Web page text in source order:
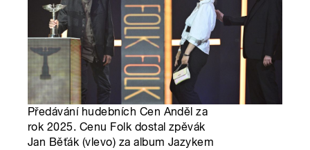
Předávání hudebních Cen Anděl za
rok 2025. Cenu Folk dostal zpěvák
Jan Běťák (vlevo) za album Jazykem